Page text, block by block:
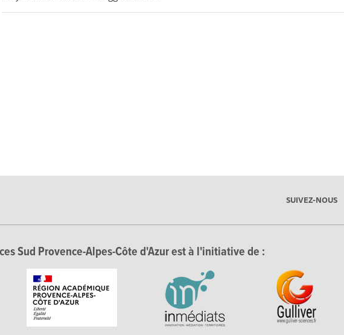
SUIVEZ-NOUS
Sud Provence-Alpes-Côte d'Azur est à l'initiative de :